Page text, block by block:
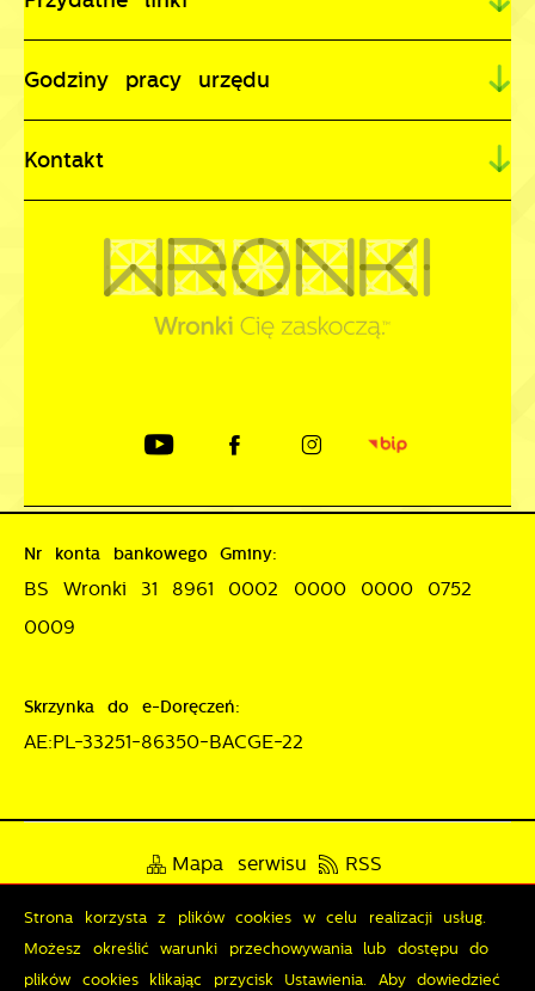
Godziny pracy urzędu
Kontakt
Nr konta bankowego Gminy:
BS Wronki 31 8961 0002 0000 0000 0752
0009
Skrzynka do e-Doręczeń:
AE:PL-33251-86350-BACGE-22
Mapa serwisu RSS
Deklaracja dostępności
Polityka prywatności
Strona korzysta z plików cookies w celu realizacji usług.
Możesz określić warunki przechowywania lub dostępu do
plików cookies klikając przycisk Ustawienia. Aby dowiedzieć